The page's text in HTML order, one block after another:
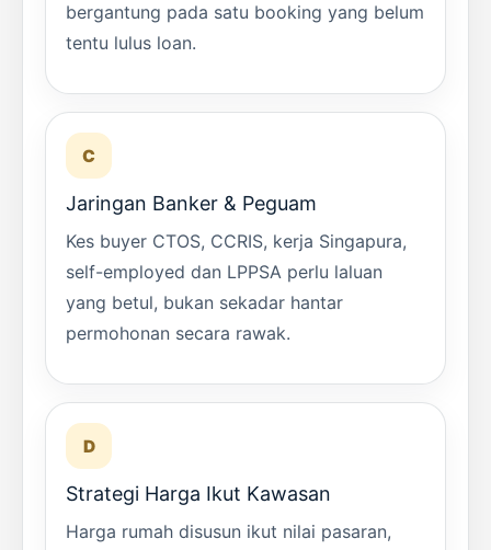
bergantung pada satu booking yang belum
tentu lulus loan.
C
Jaringan Banker & Peguam
Kes buyer CTOS, CCRIS, kerja Singapura,
self-employed dan LPPSA perlu laluan
yang betul, bukan sekadar hantar
permohonan secara rawak.
D
Strategi Harga Ikut Kawasan
Harga rumah disusun ikut nilai pasaran,